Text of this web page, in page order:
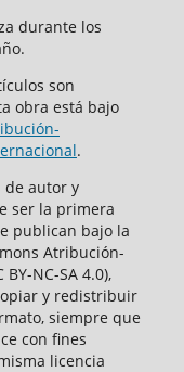
durante los
son
obra está bajo
.
de autor y
ser la primera
publican bajo la
Atribución-
NC-SA 4.0),
y redistribuir
siempre que
con fines
licencia